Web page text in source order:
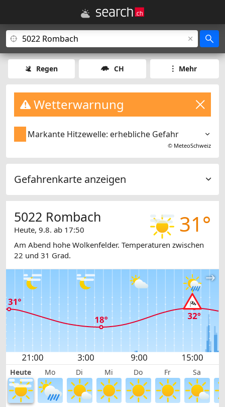
Regen CH Mehr
Wetterwarnung
Markante Hitzewelle: erhebliche Gefahr
© MeteoSchweiz
Gefahrenkarte anzeigen
31°
5022 Rombach
Heute, 9.8. ab 17:50
Am Abend hohe Wolkenfelder. Temperaturen zwischen
22 und 31 Grad.
Heute Mo Di Mi Do Fr Sa